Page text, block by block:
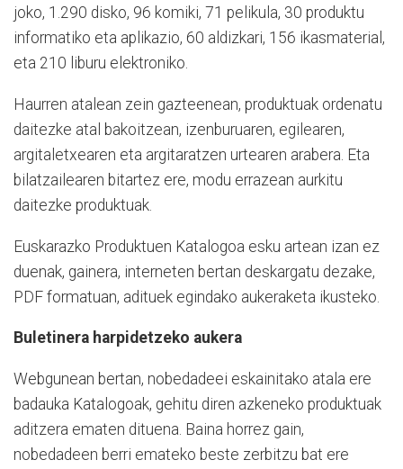
joko, 1.290 disko, 96 komiki, 71 pelikula, 30 produktu
informatiko eta aplikazio, 60 aldizkari, 156 ikasmaterial,
eta 210 liburu elektroniko.
Haurren atalean zein gazteenean, produktuak ordenatu
daitezke atal bakoitzean, izenburuaren, egilearen,
argitaletxearen eta argitaratzen urtearen arabera. Eta
bilatzailearen bitartez ere, modu errazean aurkitu
daitezke produktuak.
Euskarazko Produktuen Katalogoa esku artean izan ez
duenak, gainera, interneten bertan deskargatu dezake,
PDF formatuan, adituek egindako aukeraketa ikusteko.
Buletinera harpidetzeko aukera
Webgunean bertan, nobedadeei eskainitako atala ere
badauka Katalogoak, gehitu diren azkeneko produktuak
aditzera ematen dituena. Baina horrez gain,
nobedadeen berri emateko beste zerbitzu bat ere